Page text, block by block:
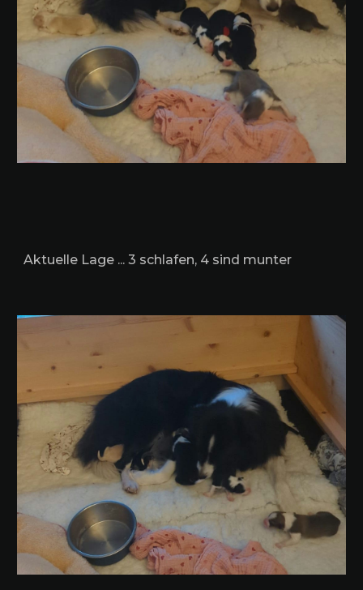
Aktuelle Lage ... 3 schlafen, 4 sind munter